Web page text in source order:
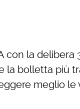
con la
la bolletta più
meglio